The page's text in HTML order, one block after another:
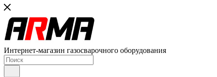
Интернет-магазин газосварочного оборудования